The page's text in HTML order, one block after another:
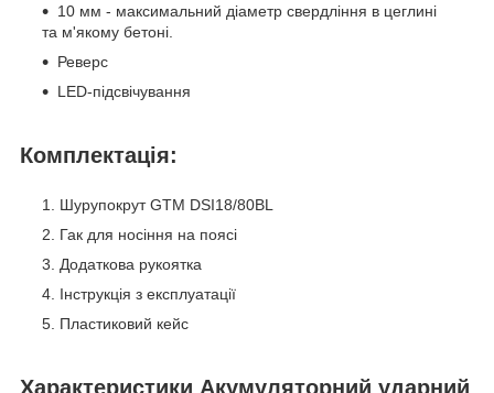
10 мм - максимальний діаметр свердління в цеглині
та м'якому бетоні.
Реверс
LED-підсвічування
Комплектація:
Шурупокрут GTM DSI18/80BL
Гак для носіння на поясі
Додаткова рукоятка
Інструкція з експлуатації
Пластиковий кейс
Характеристики Акумуляторний ударний